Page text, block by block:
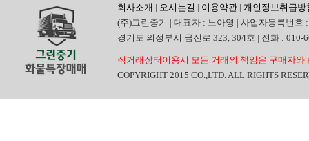
회사소개 | 오시는길 | 이용약관 | 개인정보취급방
(주)그린중기 | 대표자 : 노아영 | 사업자등록번호
경기도 의정부시 금신로 323, 304호 | 전화 :
직거래장터이용시 모든 거래의 책임은 구매자
COPYRIGHT 2015 CO.,LTD. ALL RIGHTS